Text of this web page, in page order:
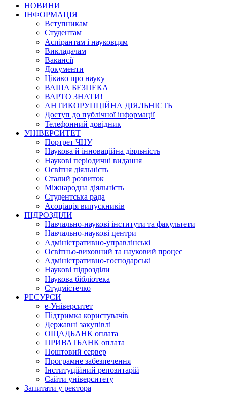
НОВИНИ
ІНФОРМАЦІЯ
Вступникам
Студентам
Аспірантам і науковцям
Викладачам
Вакансії
Документи
Цікаво про науку
ВАША БЕЗПЕКА
ВАРТО ЗНАТИ!
АНТИКОРУПЦІЙНА ДІЯЛЬНІСТЬ
Доступ до публічної інформації
Телефонний довідник
УНІВЕРСИТЕТ
Портрет ЧНУ
Наукова й інноваційна діяльність
Наукові періодичні видання
Освітня діяльність
Сталий розвиток
Міжнародна діяльність
Студентська рада
Асоціація випускників
ПІДРОЗДІЛИ
Навчально-наукові інститути та факультети
Навчально-наукові центри
Адміністративно-управлінські
Освітньо-виховний та науковий процес
Адміністративно-господарські
Наукові підрозділи
Наукова бібліотека
Студмістечко
РЕСУРСИ
е-Університет
Підтримка користувачів
Державні закупівлі
ОЩАДБАНК оплата
ПРИВАТБАНК оплата
Поштовий сервер
Програмне забезпечення
Інституційний репозитарій
Сайти університету
Запитати у ректора